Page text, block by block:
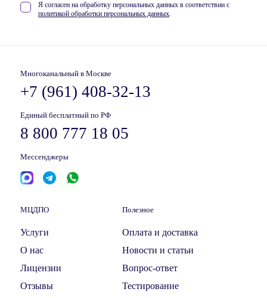
Я согласен на обработку персональных данных в соответствии с
политикой обработки персональных данных.
Многоканальный в Москве
+7 (961) 408-32-13
Единый бесплатный по РФ
8 800 777 18 05
Мессенджеры
МЦДПО
Услуги
О нас
Лицензии
Отзывы
Полезное
Оплата и доставка
Новости и статьи
Вопрос-ответ
Тестирование